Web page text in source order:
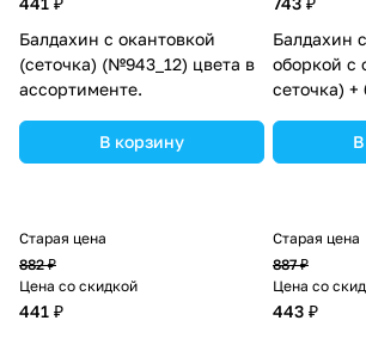
Балдахин с окантовкой
(сеточка) (№943_12) цвета в
ассортименте.
В корзину
Балдахин
оборкой с
сеточка) +
Старая цена
882 ₽
Цена со скидкой
441 ₽
Старая цена
887 ₽
Цена со
443 ₽